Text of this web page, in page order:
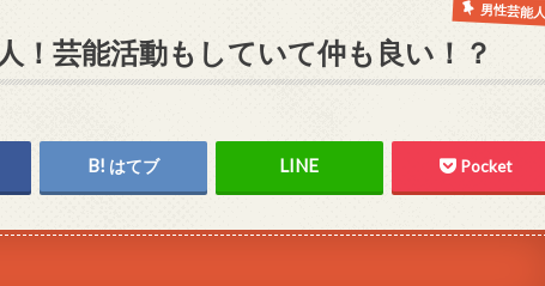
男性芸能人
！芸能活動もしていて仲も良い！？
はてブ Pocket